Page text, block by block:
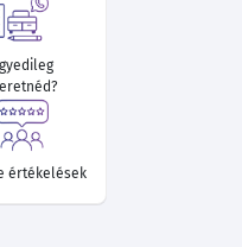
értékelések